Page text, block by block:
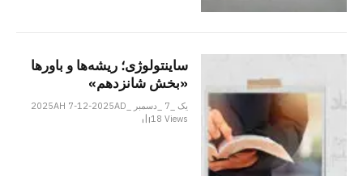
ساینتولوژی؛ ریشه‌ها و باورها
«بخش شانزدهم»
یک _7 _دسمبر _2025AH 7-12-2025AD
18Views